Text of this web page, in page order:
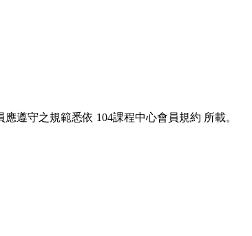
應遵守之規範悉依 104課程中心會員規約 所載。